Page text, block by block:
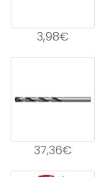
3,98€
37,36€